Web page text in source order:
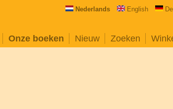
Nederlands English
Onze boeken Nieuw Zoeken